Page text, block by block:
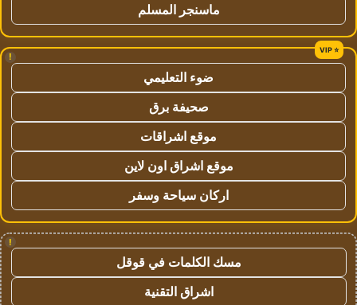
ماسنجر المسلم
!
ضوء التعليمي
صحيفة برق
موقع اشراقات
موقع اشراق اون لاين
اركان سياحة وسفر
!
مسك الكلمات في قوقل
اشراق التقنية